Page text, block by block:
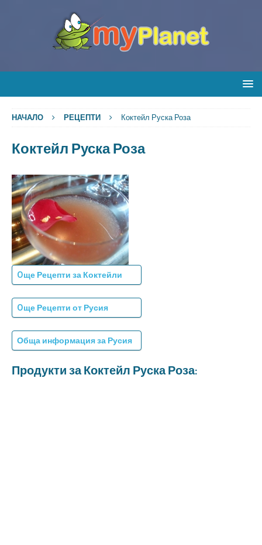
НАЧАЛО РЕЦЕПТИ Коктейл Руска Роза
Коктейл Руска Роза
Oще Рецепти за Коктейли
Oще Рецепти от Русия
Обща информация за Русия
Продукти за Коктейл Руска Роза: